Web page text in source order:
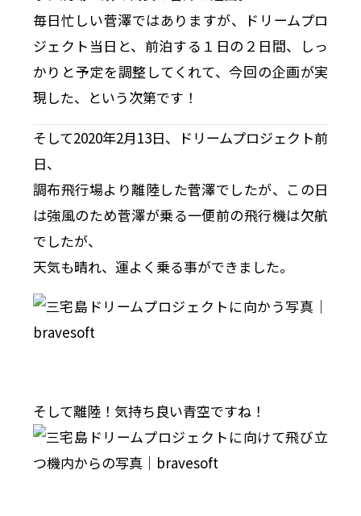
毎日忙しい菅澤ではありますが、ドリームプロ
ジェクト当日と、前泊する１日の２日間、しっ
かりと予定を調整してくれて、今回の企画が実
現した、という次第です！
そして2020年2月13日、ドリームプロジェクト前
日、
調布飛行場より離陸した菅澤でしたが、この日
は強風のため菅澤が乗る一便前の飛行機は欠航
でしたが、
天気も晴れ、運よく乗る事ができました。
そして離陸！気持ち良い青空ですね！